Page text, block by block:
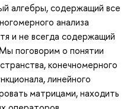
алгебры, содержащий все
анализа
и не всегда содержащий
поговорим о понятии
конечномерного
линейного
матрицами, находить